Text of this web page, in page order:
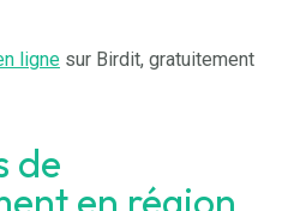
ligne sur Birdit, gratuitement
de